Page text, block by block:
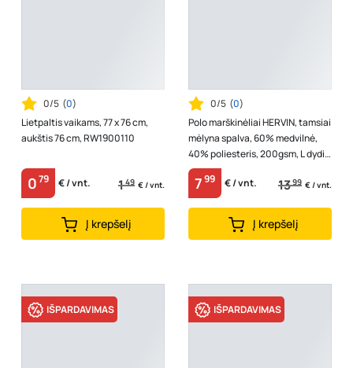
0/5 (0)
Lietpaltis vaikams, 77 x 76 cm,
aukštis 76 cm, RW1900110
079 € / vnt. 149 € / vnt.
Į krepšelį
0/5 (0)
Polo marškinėliai HERVIN, tamsiai
mėlyna spalva, 60% medvilnė,
40% poliesteris, 200gsm, L dydis,
7860031
799 € / vnt. 1399 € / vnt.
Į krepšelį
IŠPARDAVIMAS IŠPARDAVIMAS